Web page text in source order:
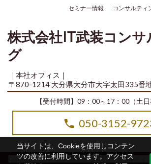
当サイトは、Cookieを使用しコンテン
ツの改善に利用しています。アクセス
セミナー情報
コンサルティ
株式会社IT武装コンサ
グ
｜本社オフィス｜
〒870-1214 大分県大分市大字太田335番
【受付時間】09：00～17：00（土日
050-3152-
Copyright© 2014-2026 株式会社IT武装コンサルティ